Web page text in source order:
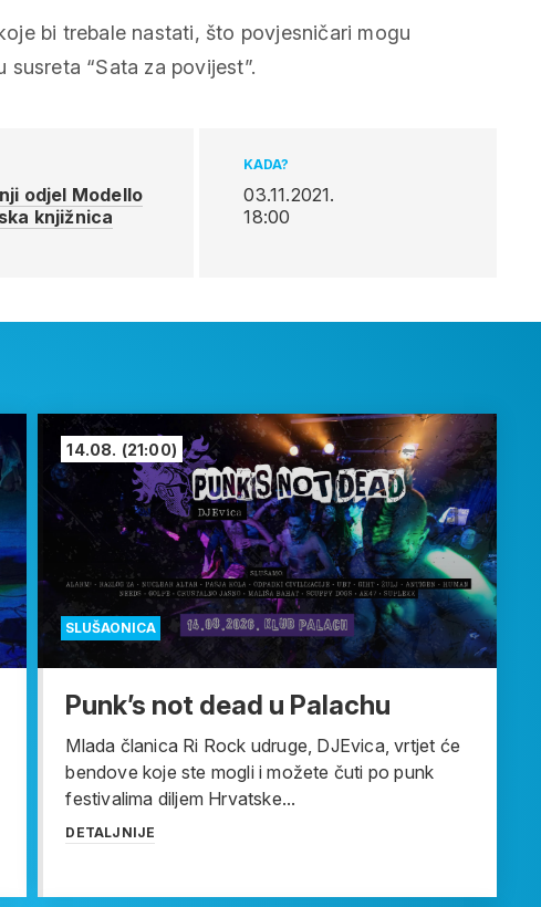
bi trebale nastati, što povjesničari mogu
“Sata za povijest”.
odjel Modello
knjižnica
KADA?
03.11.2021.
18:00
SLUŠAONICA
14.08. (21:00)
Punk’s not dead u Palachu
Mlada članica Ri Rock udruge, DJEvica, vrtjet će
bendove koje ste mogli i možete čuti po punk
festivalima diljem Hrvatske...
DETALJNIJE